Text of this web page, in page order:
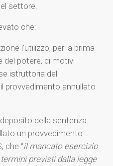
settore.
che:
l’utilizzo, per la prima
del potere, di motivi
istruttoria del
provvedimento annullato
della sentenza
un provvedimento
che “il mancato esercizio
previsti dalla legge